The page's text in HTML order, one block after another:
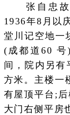
张自忠故
1936年8月以
堂川记空地一
(成都道60 号
间，院内另有
方米。主楼一
有屋顶平台;
大门右侧平房